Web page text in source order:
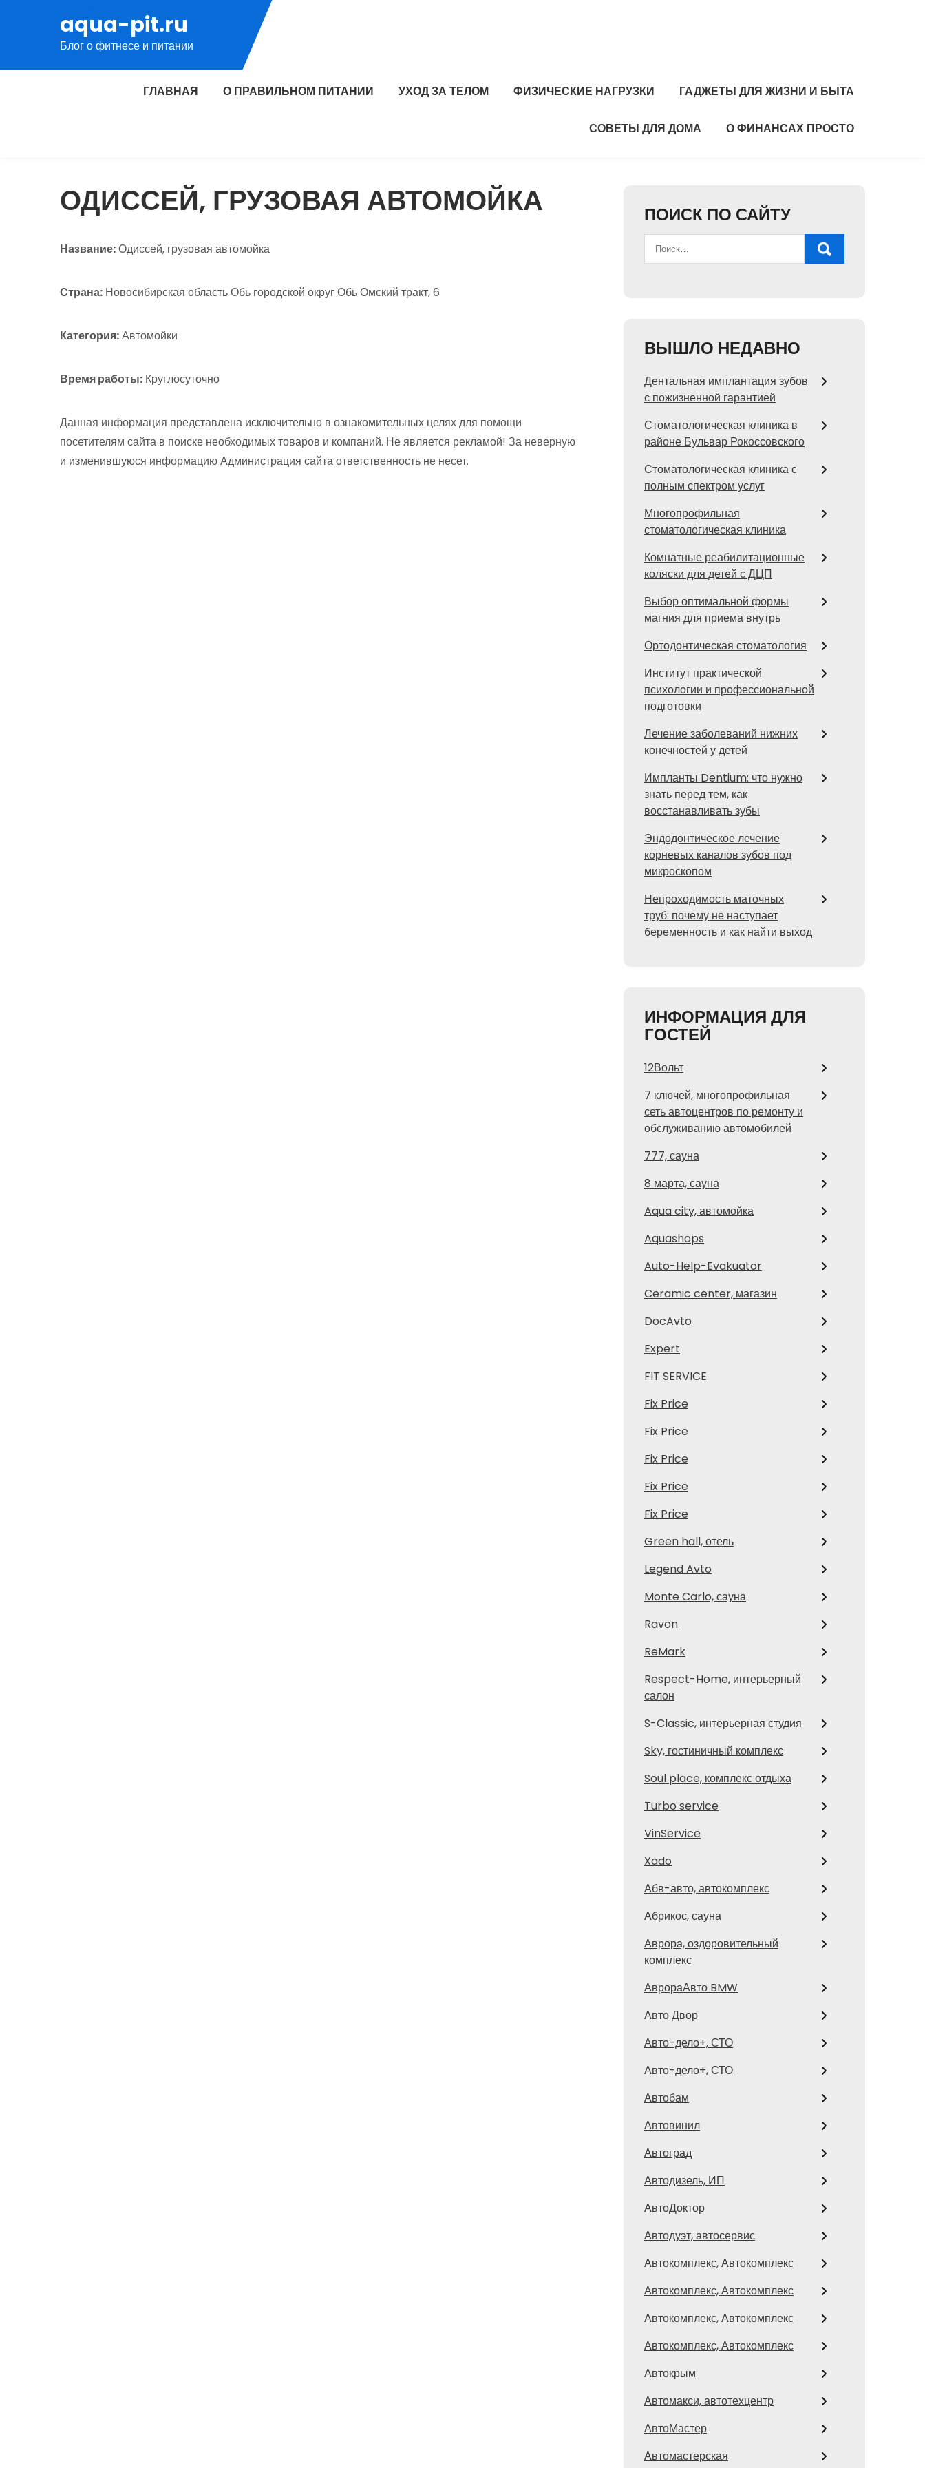
содержимому
aqua-pit.ru
Блог о фитнесе и питании
ГЛАВНАЯ О ПРАВИЛЬНОМ ПИТАНИИ УХОД ЗА ТЕЛОМ ФИЗИЧЕСКИЕ НАГРУЗКИ ГАДЖЕТЫ ДЛЯ ЖИЗНИ И БЫТА
СОВЕТЫ ДЛЯ ДОМА О ФИНАНСАХ ПРОСТО
ОДИССЕЙ, ГРУЗОВАЯ АВТОМОЙКА
Название:Одиссей, грузовая автомойка
Страна: Новосибирская область Обь городской округ Обь Омский тракт, 6
Категория:Автомойки
Время работы: Круглосуточно
Данная информация представлена исключительно в ознакомительных целях для помощи
посетителям сайта в поиске необходимых товаров и компаний. Не является рекламой! За неверную
и изменившуюся информацию Администрация сайта ответственность не несет.
ПОИСК ПО САЙТУ
ВЫШЛО НЕДАВНО
Дентальная имплантация зубов
с пожизненной гарантией
Стоматологическая клиника в
районе Бульвар Рокоссовского
Стоматологическая клиника с
полным спектром услуг
Многопрофильная
стоматологическая клиника
Комнатные реабилитационные
коляски для детей с ДЦП
Выбор оптимальной формы
магния для приема внутрь
Ортодонтическая стоматология
Институт практической
психологии и профессиональной
подготовки
Лечение заболеваний нижних
конечностей у детей
Импланты Dentium: что нужно
знать перед тем, как
восстанавливать зубы
Эндодонтическое лечение
корневых каналов зубов под
микроскопом
Непроходимость маточных
труб: почему не наступает
беременность и как найти выход
ИНФОРМАЦИЯ ДЛЯ
ГОСТЕЙ
12Вольт
7 ключей, многопрофильная
сеть автоцентров по ремонту и
обслуживанию автомобилей
777, сауна
8 марта, сауна
Aqua city, автомойка
Aquashops
Auto-Help-Evakuator
Ceramic center, магазин
DocAvto
Expert
FIT SERVICE
Fix Price
Fix Price
Fix Price
Fix Price
Fix Price
Green hall, отель
Legend Avto
Monte Carlo, сауна
Ravon
ReMark
Respect-Home, интерьерный
салон
S-Classic, интерьерная студия
Sky, гостиничный комплекс
Soul place, комплекс отдыха
Turbo service
VinService
Xado
Абв-авто, автокомплекс
Абрикос, сауна
Аврора, оздоровительный
комплекс
АврораАвто BMW
Авто Двор
Авто-дело+, СТО
Авто-дело+, СТО
Автобам
Автовинил
Автоград
Автодизель, ИП
АвтоДоктор
Автодуэт, автосервис
Автокомплекс, Автокомплекс
Автокомплекс, Автокомплекс
Автокомплекс, Автокомплекс
Автокомплекс, Автокомплекс
Автокрым
Автомакси, автотехцентр
АвтоМастер
Автомастерская